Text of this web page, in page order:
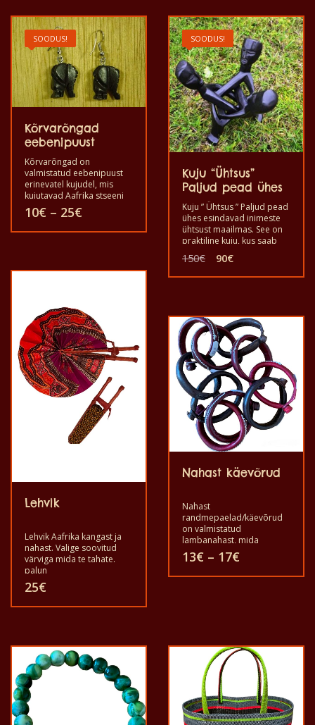
on
mitu
varianti.
Valikuid
saab
tootelehel.
on
mitu
varianti.
Valikuid
saab
teha
tootelehel.
SOODUS!
Kõrvarõngad
eebenipuust
Kõrvarõngad on
valmistatud eebenipuust
erinevatel kujudel, mis
kujutavad Aafrika stseeni
või looma.
10€ – 25€Hinnavahemik:
kuni
varianti.
Valikuid
saab
teha
SOODUS!
Kuju “Ühtsus”
Paljud pead ühes
Kuju ” Ühtsus ” Paljud pead
ühes esindavad inimeste
ühtsust maailmas. See on
praktiline kuju, kus saab
kaunistada kodu või
kontorit.
150€ Algne
oli:
90€Praegune
on:
Lehvik
Lehvik Aafrika kangast ja
nahast. Valige soovitud
värviga mida te tahate.
palun
25€
mitu
varianti.
Nahast käevõrud
Nahast
randmepaelad/käevõrud
on valmistatud
lambanahast, mida
kantakse randmes. Valige
oma eelistus.
13€ – 17€
kuni
mitu
varianti.
Valikuid
saab